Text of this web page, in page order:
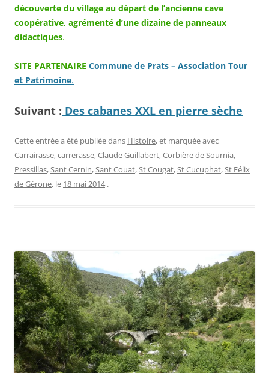
découverte du village au départ de l’ancienne cave
coopérative, agrémenté d’une dizaine de panneaux
didactiques.
SITE PARTENAIRE Commune de Prats – Association Tour
et Patrimoine.
Suivant : Des cabanes XXL en pierre sèche
Cette entrée a été publiée dans Histoire, et marquée avec
Carrairasse,carrerasse,Claude Guillabert,Corbière de Sournia,
Pressillas, Sant Cernin, Sant Couat, St Cougat, St Cucuphat, St Félix
de Gérone, le 18 mai 2014 .